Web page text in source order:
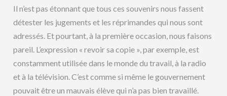
Il n’est pas étonnant que tous ces souvenirs nous fassent
détester les jugements et les réprimandes qui nous sont
adressés. Et pourtant, à la première occasion, nous faisons
pareil. L’expression « revoir sa copie », par exemple, est
constamment utilisée dans le monde du travail, à la radio
et à la télévision. C’est comme si même le gouvernement
pouvait être un mauvais élève qui n’a pas bien travaillé.